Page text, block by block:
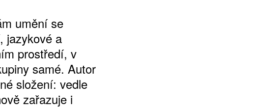
umění se
jazykové a
prostředí, v
samé. Autor
složení: vedle
zařazuje i